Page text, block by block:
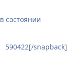
состоянии
590422[/snapback]